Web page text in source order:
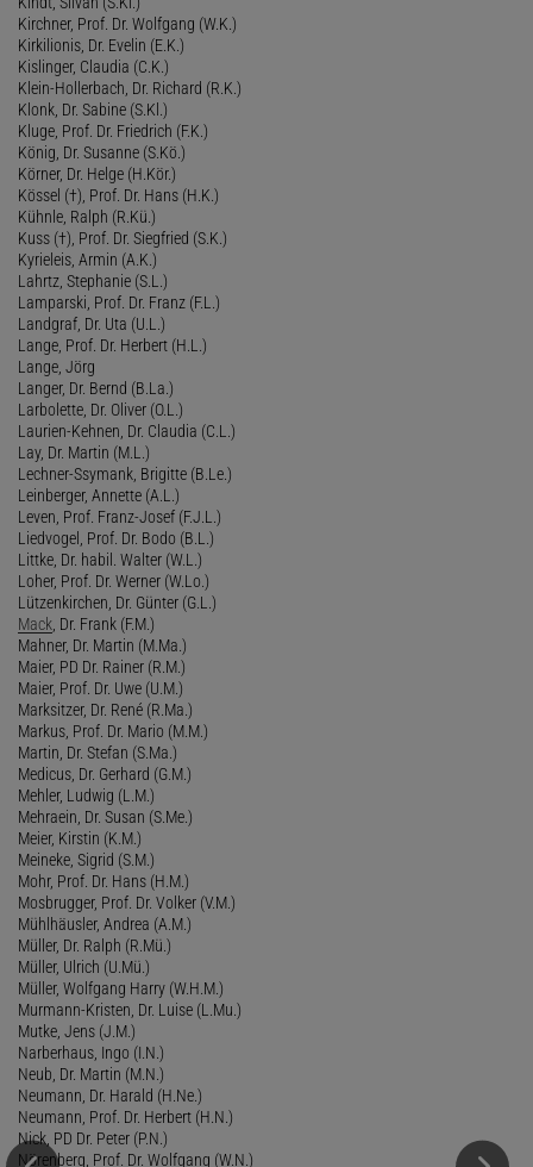
Kirchner, Prof. Dr. Wolfgang (W.K.)
Kirkilionis, Dr. Evelin (E.K.)
Kislinger, Claudia (C.K.)
Klein-Hollerbach, Dr. Richard (R.K.)
Klonk, Dr. Sabine (S.Kl.)
Kluge, Prof. Dr. Friedrich (F.K.)
König, Dr. Susanne (S.Kö.)
Körner, Dr. Helge (H.Kör.)
Kössel (†), Prof. Dr. Hans (H.K.)
Kühnle, Ralph (R.Kü.)
Kuss (†), Prof. Dr. Siegfried (S.K.)
Kyrieleis, Armin (A.K.)
Lahrtz, Stephanie (S.L.)
Lamparski, Prof. Dr. Franz (F.L.)
Landgraf, Dr. Uta (U.L.)
Lange, Prof. Dr. Herbert (H.L.)
Lange, Jörg
Langer, Dr. Bernd (B.La.)
Larbolette, Dr. Oliver (O.L.)
Laurien-Kehnen, Dr. Claudia (C.L.)
Lay, Dr. Martin (M.L.)
Lechner-Ssymank, Brigitte (B.Le.)
Leinberger, Annette (A.L.)
Leven, Prof. Franz-Josef (F.J.L.)
Liedvogel, Prof. Dr. Bodo (B.L.)
Littke, Dr. habil. Walter (W.L.)
Loher, Prof. Dr. Werner (W.Lo.)
Lützenkirchen, Dr. Günter (G.L.)
Mack , Dr. Frank (F.M.)
Mahner, Dr. Martin (M.Ma.)
Maier, PD Dr. Rainer (R.M.)
Maier, Prof. Dr. Uwe (U.M.)
Marksitzer, Dr. René (R.Ma.)
Markus, Prof. Dr. Mario (M.M.)
Martin, Dr. Stefan (S.Ma.)
Medicus, Dr. Gerhard (G.M.)
Mehler, Ludwig (L.M.)
Mehraein, Dr. Susan (S.Me.)
Meier, Kirstin (K.M.)
Meineke, Sigrid (S.M.)
Mohr, Prof. Dr. Hans (H.M.)
Mosbrugger, Prof. Dr. Volker (V.M.)
Mühlhäusler, Andrea (A.M.)
Müller, Dr. Ralph (R.Mü.)
Müller, Ulrich (U.Mü.)
Müller, Wolfgang Harry (W.H.M.)
Murmann-Kristen, Dr. Luise (L.Mu.)
Mutke, Jens (J.M.)
Narberhaus, Ingo (I.N.)
Neub, Dr. Martin (M.N.)
Neumann, Dr. Harald (H.Ne.)
Neumann, Prof. Dr. Herbert (H.N.)
Nick, PD Dr. Peter (P.N.)
Nörenberg, Prof. Dr. Wolfgang (W.N.)